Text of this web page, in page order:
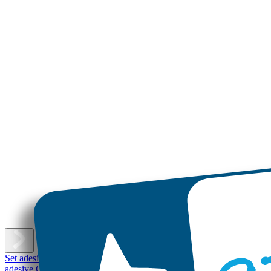
Set adesivi con nome Etichette adesive piccole Etichette adesive
adesive Grandi
Etichette per scarpe